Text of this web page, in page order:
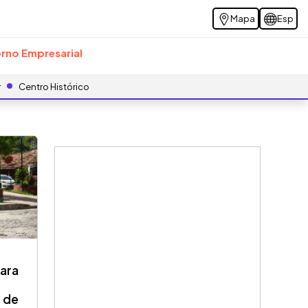
Mapa Esp
Empresarial
Centro Histórico
de